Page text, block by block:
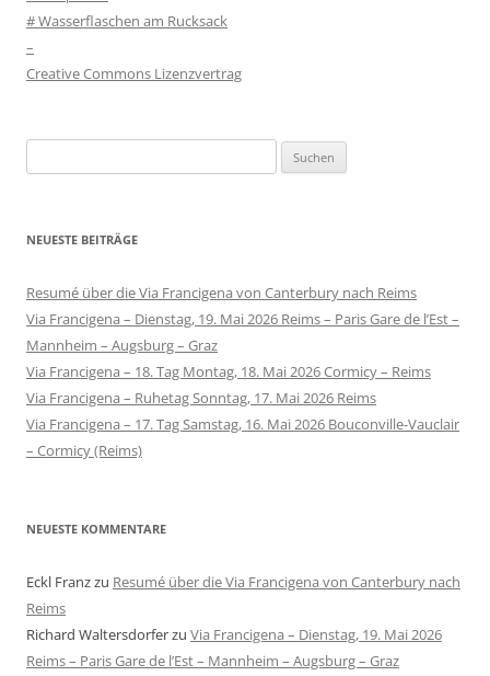
# Wasserflaschen am Rucksack
–
Creative Commons Lizenzvertrag
nach:
NEUESTE BEITRÄGE
Resumé über die Via Francigena von Canterbury nach Reims
Via Francigena – Dienstag, 19. Mai 2026 Reims – Paris Gare de l’Est –
Mannheim – Augsburg – Graz
Via Francigena – 18. Tag Montag, 18. Mai 2026 Cormicy – Reims
Via Francigena – Ruhetag Sonntag, 17. Mai 2026 Reims
Via Francigena – 17. Tag Samstag, 16. Mai 2026 Bouconville-Vauclair
– Cormicy (Reims)
NEUESTE KOMMENTARE
Eckl Franzzu Resumé über die Via Francigena von Canterbury nach
Reims
Richard Waltersdorferzu Via Francigena – Dienstag, 19. Mai 2026
Reims – Paris Gare de l’Est – Mannheim – Augsburg – Graz